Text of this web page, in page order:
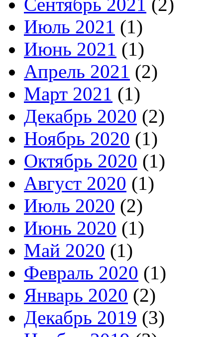
Июль 2021 (1)
Июнь 2021 (1)
Апрель 2021 (2)
Март 2021 (1)
Декабрь 2020 (2)
Ноябрь 2020 (1)
Октябрь 2020 (1)
Август 2020 (1)
Июль 2020 (2)
Июнь 2020 (1)
Май 2020 (1)
Февраль 2020 (1)
Январь 2020 (2)
Декабрь 2019 (3)